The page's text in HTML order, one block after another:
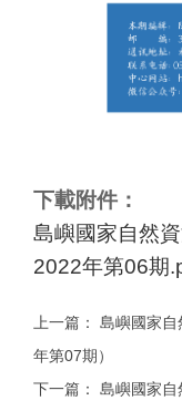
下載附件：
島嶼國家自然
2022年第06期
上一篇：島嶼國家
年第07期）
下一篇：島嶼國家